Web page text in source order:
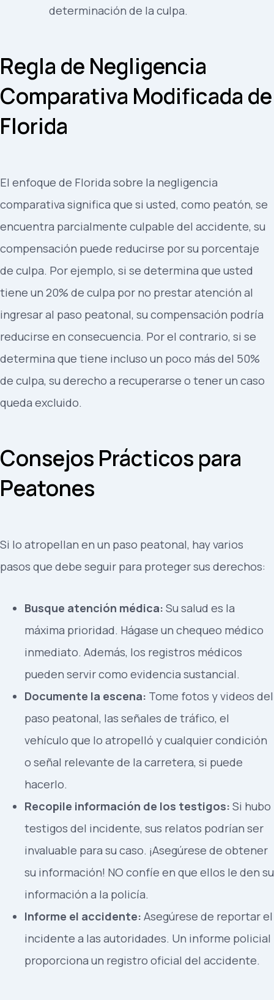
determinación de la culpa.
Regla de Negligencia
Comparativa Modificada de
Florida
El enfoque de Florida sobre la negligencia
comparativa significa que si usted, como peatón, se
encuentra parcialmente culpable del accidente, su
compensación puede reducirse por su porcentaje
de culpa. Por ejemplo, si se determina que usted
tiene un 20% de culpa por no prestar atención al
ingresar al paso peatonal, su compensación podría
reducirse en consecuencia. Por el contrario, si se
determina que tiene incluso un poco más del 50%
de culpa, su derecho a recuperarse o tener un caso
queda excluido.
Consejos Prácticos para
Peatones
Si lo atropellan en un paso peatonal, hay varios
pasos que debe seguir para proteger sus derechos:
Busque atención médica: Su salud es la
máxima prioridad. Hágase un chequeo médico
inmediato. Además, los registros médicos
pueden servir como evidencia sustancial.
Documente la escena: Tome fotos y videos del
paso peatonal, las señales de tráfico, el
vehículo que lo atropelló y cualquier condición
o señal relevante de la carretera, si puede
hacerlo.
Recopile información de los testigos: Si hubo
testigos del incidente, sus relatos podrían ser
invaluable para su caso. ¡Asegúrese de obtener
su información! NO confíe en que ellos le den su
información a la policía.
Informe el accidente: Asegúrese de reportar el
incidente a las autoridades. Un informe policial
proporciona un registro oficial del accidente.